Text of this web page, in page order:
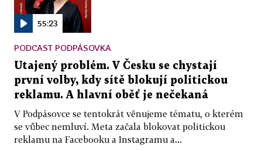
55:23
PODCAST PODPÁSOVKA
Utajený problém. V Česku se chystají
první volby, kdy sítě blokují politickou
reklamu. A hlavní oběť je nečekaná
V Podpásovce se tentokrát věnujeme tématu, o kterém
se vůbec nemluví. Meta začala blokovat politickou
reklamu na Facebooku a Instagramu a...